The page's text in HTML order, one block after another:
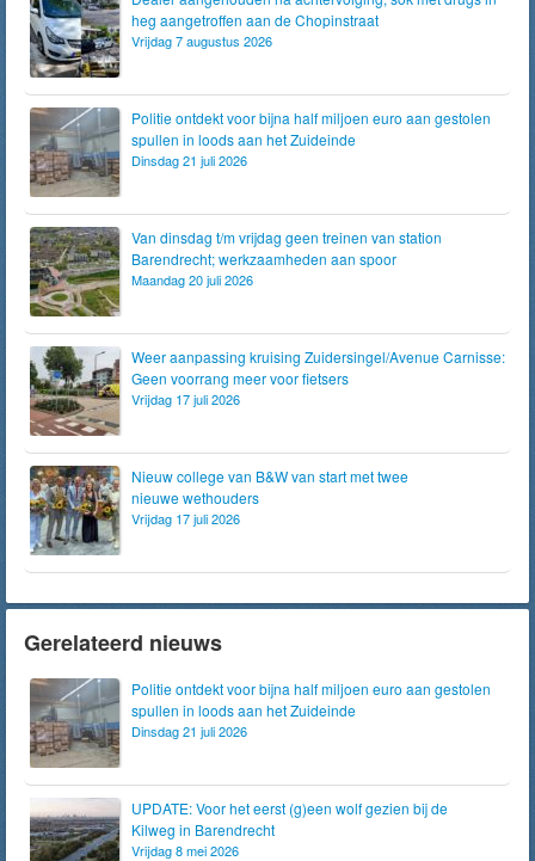
heg aangetroffen aan de Chopinstraat
Vrijdag 7 augustus 2026
Politie ontdekt voor bijna half miljoen euro aan gestolen
spullen in loods aan het Zuideinde
Dinsdag 21 juli 2026
Van dinsdag t/m vrijdag geen treinen van station
Barendrecht; werkzaamheden aan spoor
Maandag 20 juli 2026
Weer aanpassing kruising Zuidersingel/Avenue Carnisse:
Geen voorrang meer voor fietsers
Vrijdag 17 juli 2026
Nieuw college van B&W van start met twee
nieuwe wethouders
Vrijdag 17 juli 2026
Gerelateerd nieuws
Politie ontdekt voor bijna half miljoen euro aan gestolen
spullen in loods aan het Zuideinde
Dinsdag 21 juli 2026
UPDATE: Voor het eerst (g)een wolf gezien bij de
Kilweg in Barendrecht
Vrijdag 8 mei 2026